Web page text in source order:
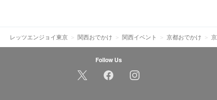
レッツエンジョイ東京 関西おでかけ 関西イベント 京都おでかけ
Follow Us